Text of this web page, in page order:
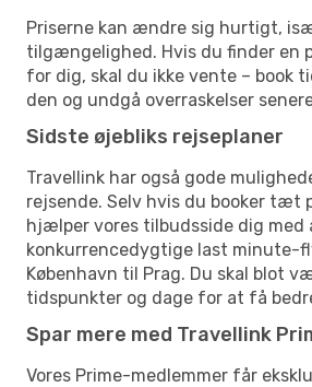
Priserne kan ændre sig hurtigt,
tilgængelighed. Hvis du finder en
for dig, skal du ikke vente – book
den og undgå overraskelser
Sidste øjebliks rejseplaner
Travellink har også gode
rejsende. Selv hvis du booker tæt
hjælper vores tilbudsside dig med
konkurrencedygtige last minute-
København til Prag. Du skal blot
tidspunkter og dage for at få
Spar mere med Travellink
Vores Prime-medlemmer får